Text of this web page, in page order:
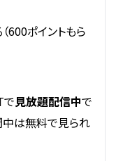
600ポイントもら
で見放題配信中で
中は無料で見られ